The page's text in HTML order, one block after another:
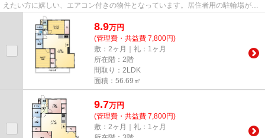
えたい方に嬉しい、エアコン付きの物件となっています。居住者用の駐輪場が敷
地内にあり、自転車の管理も...
8.9万円
(管理費・共益費 7,800円)
敷：2ヶ月｜礼：1ヶ月
所在階：2階
間取り：2LDK
面積：56.69㎡
9.7万円
(管理費・共益費 7,800円)
敷：2ヶ月｜礼：1ヶ月